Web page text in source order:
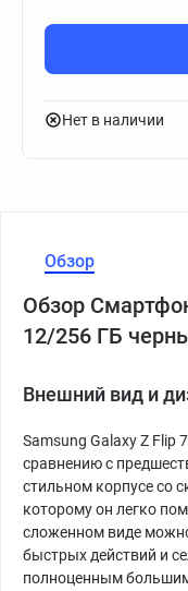
Нет в наличии
Обзор
Обзор
12/256 ГБ
Внешний вид и
Samsung Galaxy Z Flip
сравнению с
стильном корпусе со
которому он легко
сложенном виде
быстрых действий и
полноценным